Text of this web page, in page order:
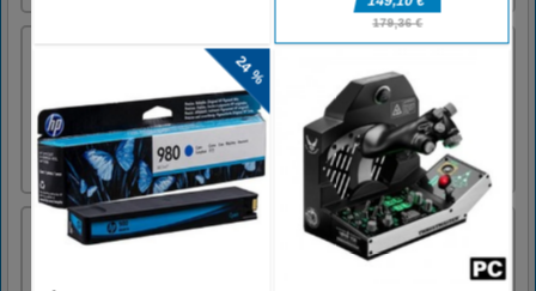
Dirkalni avtomobili
Dirkajte proti nasprotnikom, zaslužite z
denarnimi nagradami in odklenite nove
avtomobile in različne skladbe! Tekmujte z
igralci po vsem svetu za najboljše kroge in
poskusite postati prvak vseh prog!
Lovec
Hunter je 3D igra, kjer se lahko pripravite na
lov, odličen simulator, kjer se bodo izboljšale